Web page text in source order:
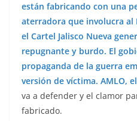
están fabricando con una
aterradora que involucra al
el Cartel Jalisco Nueva
repugnante y burdo. El
propaganda de la guerra
versión de víctima. AMLO,
va a defender y el clamor
fabricado.